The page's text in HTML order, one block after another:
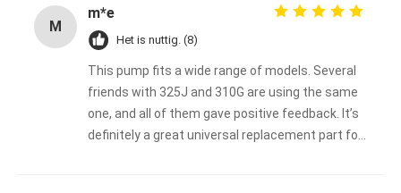
M
m*e
Het is nuttig. (8)
This pump fits a wide range of models. Several
friends with 325J and 310G are using the same
one, and all of them gave positive feedback. It’s
definitely a great universal replacement part for